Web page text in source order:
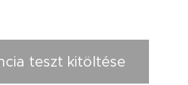
teszt kitöltése